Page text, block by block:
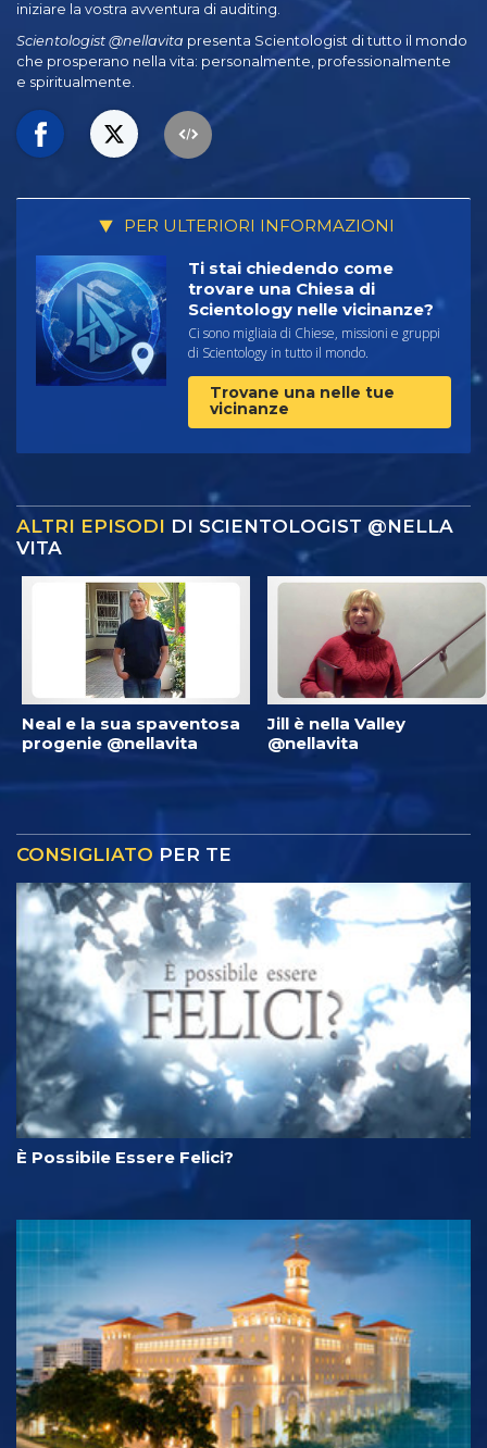
iniziare la vostra avventura di auditing.
Scientologist @nellavita presenta Scientologist di tutto il mondo
che prosperano nella vita: personalmente, professionalmente
e spiritualmente.
PER ULTERIORI INFORMAZIONI
Ti stai chiedendo come
trovare una Chiesa di
Scientology nelle vicinanze?
Ci sono migliaia di Chiese, missioni e gruppi
di Scientology in tutto il mondo.
Trovane una nelle tue
vicinanze
ALTRI EPISODI DI SCIENTOLOGIST @NELLA
VITA
Neal e la sua spaventosa
progenie @nellavita
Jill è nella Valley
@nellavita
CONSIGLIATO PER TE
È Possibile Essere Felici?